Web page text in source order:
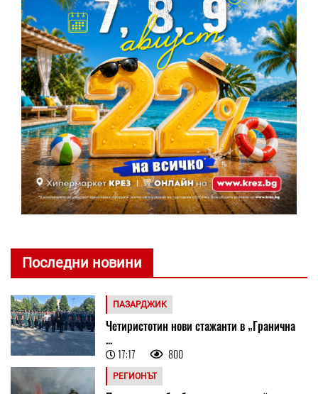
Последни новини
ПАЗАРДЖИК
Четиристотин нови стажанти в „Гранична
...
17:17 800
РЕГИОНЪТ